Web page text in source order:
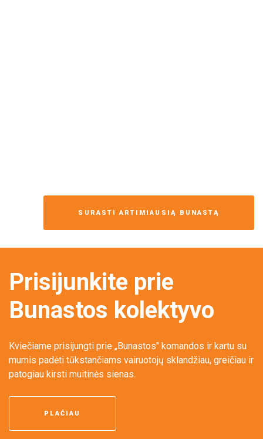
SURASTI ARTIMIAUSIĄ BUNASTĄ
Prisijunkite prie
Bunastos kolektyvo
Kviečiame prisijungti prie „Bunastos" komandos ir kartu su
mumis padėti tūkstančiams vairuotojų sklandžiau, greičiau ir
patogiau kirsti muitinės sienas.
PLAČIAU